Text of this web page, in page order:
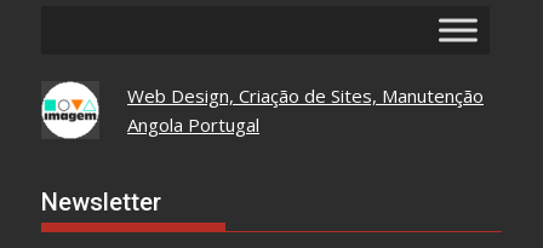
Web Design, Criação de Sites, Manutenção
Angola Portugal
Newsletter